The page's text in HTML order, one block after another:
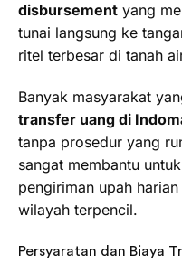
disbursement yang
tunai langsung ke
ritel terbesar di tanah
Banyak masyarakat
transfer uang di
tanpa prosedur yang
sangat membantu
pengiriman upah
wilayah terpencil.
Persyaratan dan Biaya